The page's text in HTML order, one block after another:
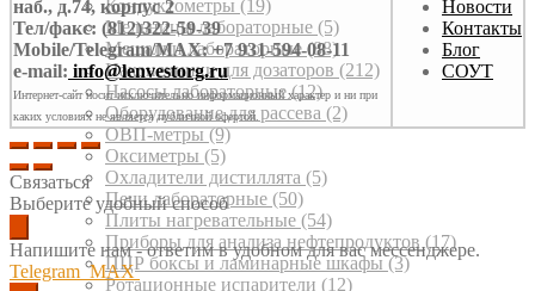
Кондуктометры (19)
Мельницы лабораторные (5)
Мешалки лабораторные(88)
Наконечники для дозаторов (212)
Насосы лабораторные(12)
Оборудование для рассева (2)
ОВП-метры(9)
Оксиметры (5)
Охладители дистиллята (5)
Печи лабораторные (50)
Плиты нагревательные (54)
Приборы для анализа нефтепродуктов (17)
ПЦР боксы и ламинарные шкафы(3)
Ротационные испарители (12)
наб., д.74, корпус 2
Тел/факс: (812)322-59-39
Mobile/Telegram/MAX: +7 931-594-08-11
e-mail: info@lenvestorg.ru
Интернет-сайт носит исключительно информационный характер и ни при
каких условиях не является публичной офертой.
Новости
Контакты
Блог
СОУТ
Связаться
Выберите удобный способ
Напишите нам - ответим в удобном для вас мессенджере.
Telegram MAX